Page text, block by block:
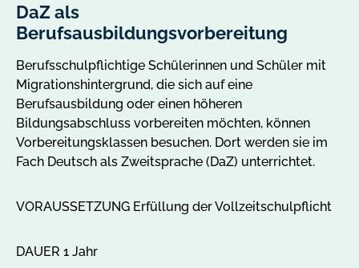
Slider
Slider
mit
Slides
Slide
1
2
DaZ als
Berufsausbildungsvorbereitung
Berufsschulpflichtige Schülerinnen und Schüler mit
Migrationshintergrund, die sich auf eine
Berufsausbildung oder einen höheren
Bildungsabschluss vorbereiten möchten, können
Vorbereitungsklassen besuchen. Dort werden sie im
Fach Deutsch als Zweitsprache (DaZ) unterrichtet.
VORAUSSETZUNG Erfüllung der Vollzeitschulpflicht
DAUER 1 Jahr